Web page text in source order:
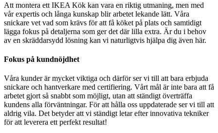
Att montera ett IKEA Kök kan vara en riktig utmaning, men med
vår expertis och långa kunskap blir arbetet lekande lätt. Våra
snickare vet vad som krävs för att få köket på plats och samtidigt
lägga fokus på detaljerna som ger det där lilla extra. Är du i behov
av en skräddarsydd lösning kan vi naturligtvis hjälpa dig även här.
Fokus på kundnöjdhet
Våra kunder är mycket viktiga och därför ser vi till att bara erbjuda
snickare och hantverkare med certifiering. Vårt mål är inte bara att få
arbetet gjort så snabbt som möjligt, utan att ständigt överträffa
kundens alla förväntningar. För att hålla oss uppdaterade ser vi till att
aldrig vila. Det betyder att vi ständigt letar efter innovativa tekniker
för att leverera ett perfekt resultat!